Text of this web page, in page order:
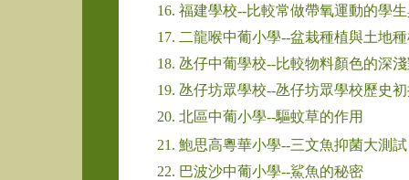
16. 福建學校--比較常做帶氧運動的學
17. 二龍喉中葡小學--盆栽種植與土地
18. 氹仔中葡學校--比較物料顏色的深
19. 氹仔坊眾學校--氹仔坊眾學校歷史
20. 北區中葡小學--驅蚊草的作用
21. 鮑思高粵華小學--三文魚抑菌大測試
22. 巴波沙中葡小學--鯊魚的秘密